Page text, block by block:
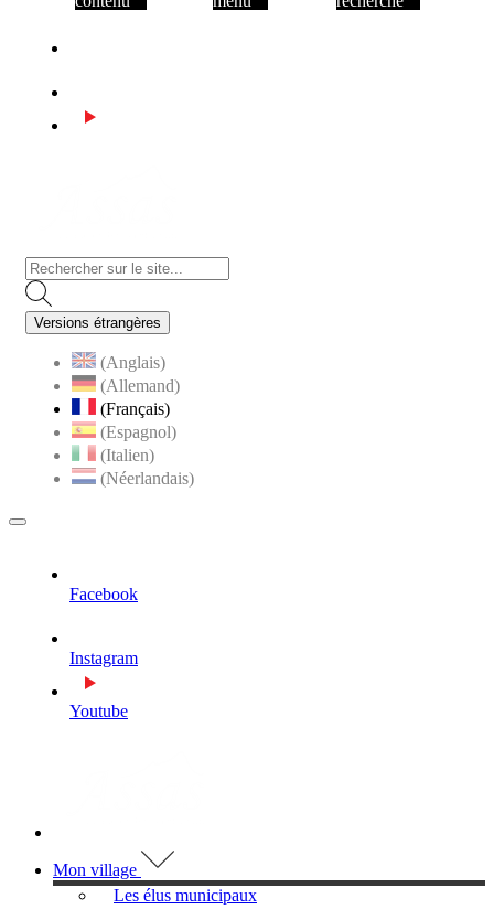
Versions étrangères
(Anglais)
(Allemand)
(Français)
(Espagnol)
(Italien)
(Néerlandais)
MENU
Facebook
Instagram
Youtube
Mon village
Les élus municipaux